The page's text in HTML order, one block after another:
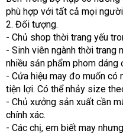
phù hợp với tất cả mọi
2. Đối tượng.
- Chủ shop thời trang yếu
- Sinh viên ngành thời trang
nhiều sản phẩm phom dáng
- Cửa hiệu may đo muốn có
tiện lợi. Có thể nhảy size
- Chủ xưởng sản xuất cần
chính xác.
- Các chị, em biết may